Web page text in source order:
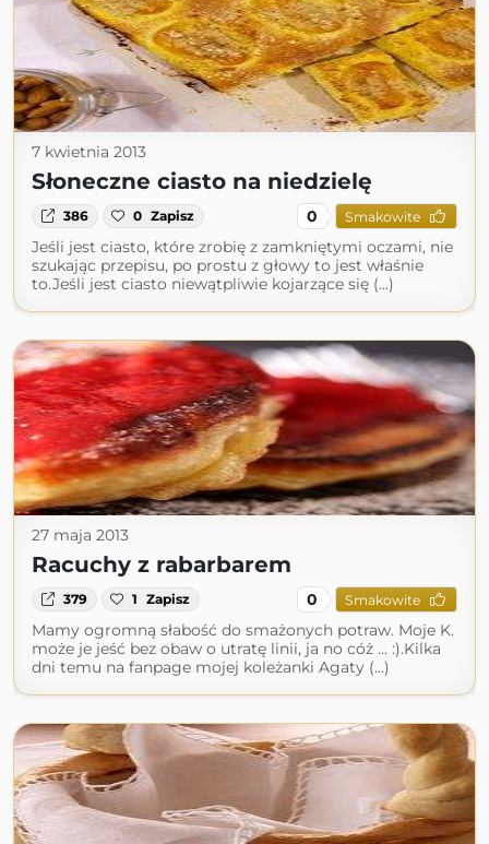
7 kwietnia 2013
Słoneczne ciasto na niedzielę
386 0 Zapisz 0 Smakowite
Jeśli jest ciasto, które zrobię z zamkniętymi oczami, nie
szukając przepisu, po prostu z głowy to jest właśnie
to.Jeśli jest ciasto niewątpliwie kojarzące się (...)
27 maja 2013
Racuchy z rabarbarem
379 1 Zapisz 0 Smakowite
Mamy ogromną słabość do smażonych potraw. Moje K.
może je jeść bez obaw o utratę linii, ja no cóż ... :).Kilka
dni temu na fanpage mojej koleżanki Agaty (...)